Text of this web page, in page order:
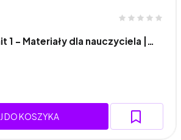
1 – Materiały dla nauczyciela |…
DO KOSZYKA